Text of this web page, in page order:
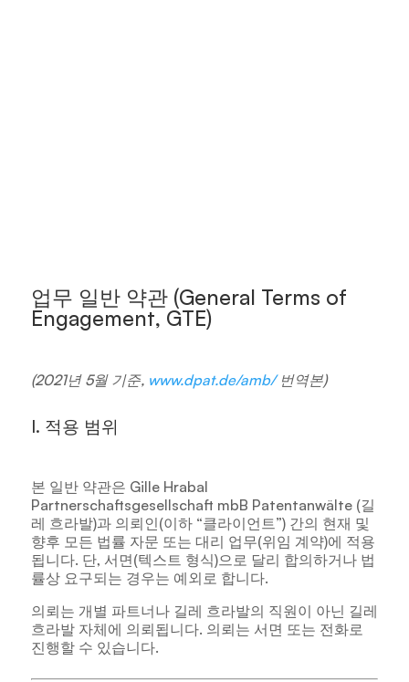
업무 일반 약관 (General Terms of
Engagement, GTE)
(2021년 5월 기준, www.dpat.de/amb/번역본)
I. 적용 범위
본 일반 약관은 Gille Hrabal
Partnerschaftsgesellschaft mbB Patentanwälte (길
레 흐라발)과 의뢰인(이하 “클라이언트”) 간의 현재 및
향후 모든 법률 자문 또는 대리 업무(위임 계약)에 적용
됩니다. 단, 서면(텍스트 형식)으로 달리 합의하거나 법
률상 요구되는 경우는 예외로 합니다.
의뢰는 개별 파트너나 길레 흐라발의 직원이 아닌 길레
흐라발자체에 의뢰됩니다. 의뢰는 서면 또는 전화로
진행할 수 있습니다.